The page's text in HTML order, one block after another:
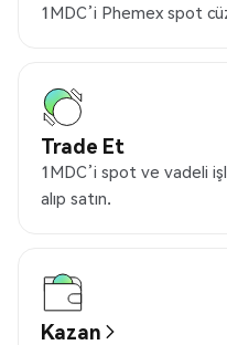
1MDC’i Phemex spot
Trade Et
1MDC’i spot ve vadeli
alıp satın.
Kazan